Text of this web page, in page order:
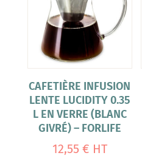
CAFETIÈRE INFUSION
LENTE LUCIDITY 0.35
L EN VERRE (BLANC
GIVRÉ) – FORLIFE
12,55 € HT